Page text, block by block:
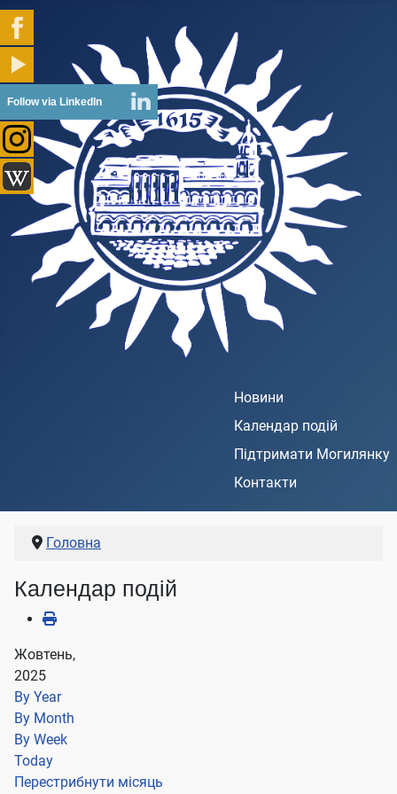
Follow via LinkedIn
Новини
Календар подій
Підтримати Могилянку
Контакти
Головна
Календар подій
Жовтень,
2025
By Year
By Month
By Week
Today
Перестрибнути місяць